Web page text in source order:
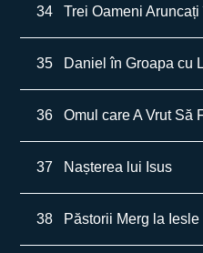
34 Trei Oameni
35 Daniel în Groapa cu
36 Omul care A Vrut Să
37 Nașterea lui Isus
38 Păstorii Merg la Iesle